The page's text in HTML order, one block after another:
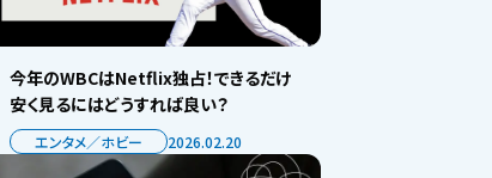
今年のWBCはNetflix独占！できるだけ
安く見るにはどうすれば良い？
エンタメ／ホビー 2026.02.20